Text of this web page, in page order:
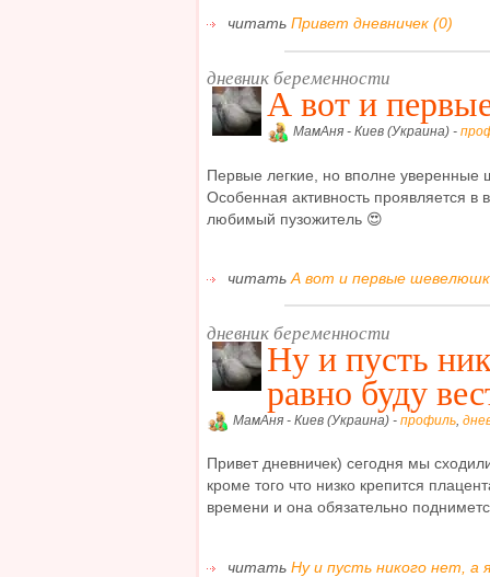
читать Привет дневничек (0)
дневник беременности
А вот и
МамАня - Киев (Украина) -
Первые легкие, но вполне
Особенная активность проявляется
любимый пузожитель 😍
читать А вот и первые
дневник беременности
Ну и пусть
равно буду
МамАня - Киев (Украина) - профиль,
Привет дневничек) сегодня мы
кроме того что низко крепится
времени и она обязательно
читать Ну и пусть никого нет, а